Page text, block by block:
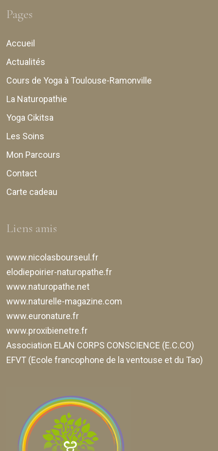
Pages
Accueil
Actualités
Cours de Yoga à Toulouse-Ramonville
La Naturopathie
Yoga Cikitsa
Les Soins
Mon Parcours
Contact
Carte cadeau
Liens amis
www.nicolasbourseul.fr
elodiepoirier-naturopathe.fr
www.naturopathe.net
www.naturelle-magazine.com
www.euronature.fr
www.proxibienetre.fr
Association ELAN CORPS CONSCIENCE (E.C.CO)
EFVT (Ecole francophone de la ventouse et du Tao)